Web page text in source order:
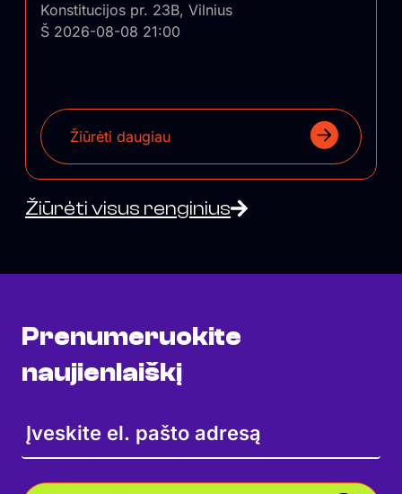
Konstitucijos pr. 23B, Vilnius
Š 2026-08-08 21:00
Žiūrėti daugiau
Žiūrėti visus renginius
Prenumeruokite
naujienlaiškį